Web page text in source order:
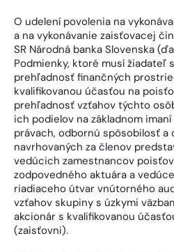
O udelení povolenia na
a na vykonávanie zaisťovacej
SR Národná banka Slovenska
Podmienky, ktoré musí žiadateľ
prehľadnosť finančných
kvalifikovanou účasťou na
prehľadnosť vzťahov týchto
ich podielov na základnom
právach, odbornú spôsobilosť
navrhovaných za členov
vedúcich zamestnancov
zodpovedného aktuára a
riadiaceho útvar vnútorného
vzťahov skupiny s úzkymi
akcionár s kvalifikovanou
(zaisťovni).